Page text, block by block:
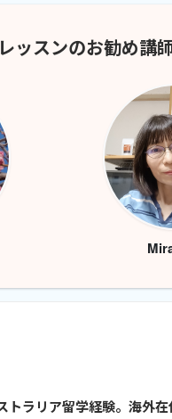
ッスンのお勧め講
ラリア留学経験。海外